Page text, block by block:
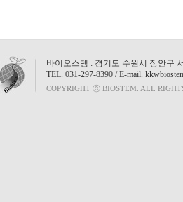
인사말
바이오스템 : 경기도 수원시 장안구
TEL. 031-297-8390 / E-mail.
COPYRIGHT ⓒ BIOSTEM. ALL